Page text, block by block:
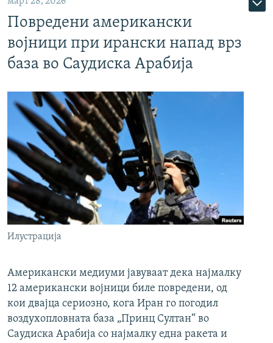
Повредени американски
војници при ирански напад врз
база во Саудиска Арабија
Илустрација
Американски медиуми јавуваат дека најмалку
12 американски војници биле повредени, од
кои двајца сериозно, кога Иран го погодил
воздухопловната база „Принц Султан“ во
Саудиска Арабија со најмалку една ракета и